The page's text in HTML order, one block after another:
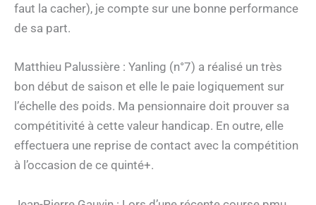
faut la cacher), je compte sur une bonne performance
de sa part.
Matthieu Palussière : Yanling (n°7) a réalisé un très
bon début de saison et elle le paie logiquement sur
l’échelle des poids. Ma pensionnaire doit prouver sa
compétitivité à cette valeur handicap. En outre, elle
effectuera une reprise de contact avec la compétition
à l’occasion de ce quinté+.